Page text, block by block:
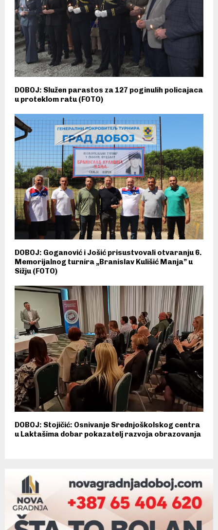
DOBOJ: Služen parastos za 127 poginulih policajaca
u proteklom ratu (FOTO)
DOBOJ: Goganović i Jošić prisustvovali otvaranju 6.
Memorijalnog turnira „Branislav Kulišić Manja” u
Sižju (FOTO)
DOBOJ: Stojičić: Osnivanje Srednjoškolskog centra
u Laktašima dobar pokazatelj razvoja obrazovanja